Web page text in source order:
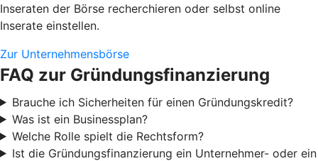
Inseraten der Börse recherchieren oder selbst online
Inserate einstellen.
Zur Unternehmensbörse
FAQ zur Gründungsfinanzierung
Brauche ich Sicherheiten für einen Gründungskredit?
Was ist ein Businessplan?
Welche Rolle spielt die Rechtsform?
Ist die Gründungsfinanzierung ein Unternehmer- oder ein